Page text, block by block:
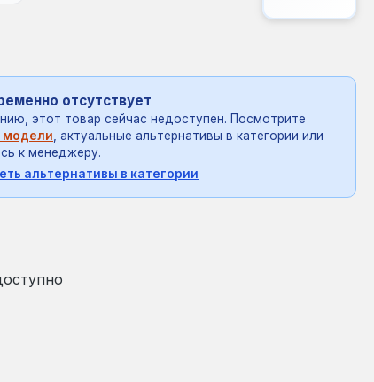
отсутствует
этот товар сейчас недоступен. Посмотрите
модели , актуальные альтернативы в категории или
к менеджеру.
альтернативы в категории